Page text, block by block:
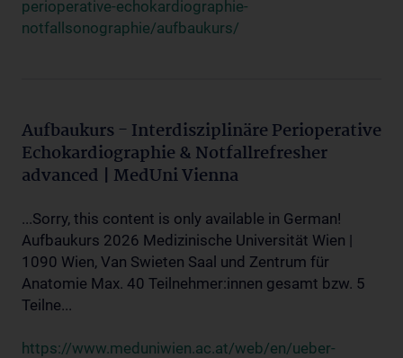
perioperative-echokardiographie-
notfallsonographie/aufbaukurs/
Aufbaukurs - Interdisziplinäre Perioperative
Echokardiographie & Notfallrefresher
advanced | MedUni Vienna
...Sorry, this content is only available in German!
Aufbaukurs 2026 Medizinische Universität Wien |
1090 Wien, Van Swieten Saal und Zentrum für
Anatomie Max. 40 Teilnehmer:innen gesamt bzw. 5
Teilne...
https://www.meduniwien.ac.at/web/en/ueber-